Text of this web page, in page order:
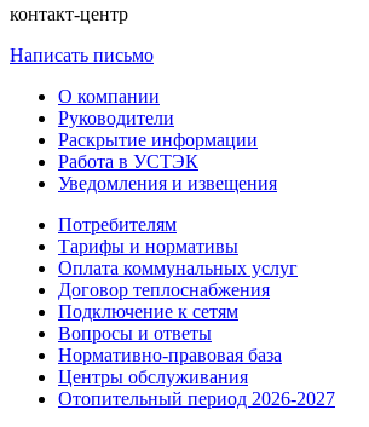
контакт-центр
Написать письмо
О компании
Руководители
Раскрытие информации
Работа в УСТЭК
Уведомления и извещения
Потребителям
Тарифы и нормативы
Оплата коммунальных услуг
Договор теплоснабжения
Подключение к сетям
Вопросы и ответы
Нормативно-правовая база
Центры обслуживания
Отопительный период 2026-2027